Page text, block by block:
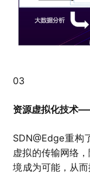
03
资源虚拟化技术
SDN@Edge重构
虚拟的传输网络
境成为可能，从